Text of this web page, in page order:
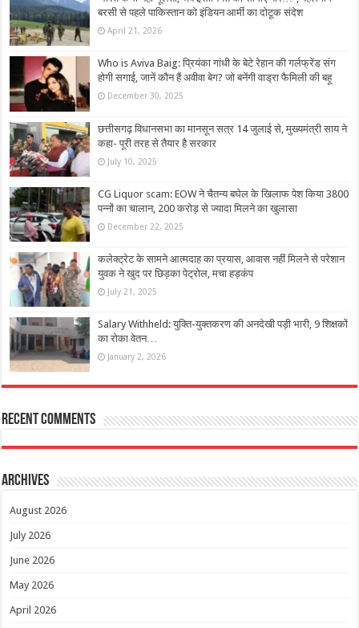
बरसी से पहले पाकिस्तान को इंडियन आर्मी का दोटूक संदेश
April 21, 2026
Who is Aviva Baig: प्रियंका गांधी के बेटे रेहान की गर्लफ्रेंड संग
होगी सगाई, जानें कौन हैं अवीवा बेग? जो बनेंगी वाड्रा फैमिली की बहू
December 30, 2025
छत्तीसगढ़ विधानसभा का मानसून सत्र 14 जुलाई से, मुख्यमंत्री साय ने
कहा- पूरी तरह से तैयार है सरकार
July 10, 2025
CG Liquor scam: EOW ने चैतन्य बघेल के खिलाफ पेश किया 3800
पन्नों का चालान, 200 करोड़ से ज्यादा मिलने का खुलासा
December 22, 2025
कलेक्ट्रेट के सामने आत्मदाह का प्रयास, आवास नहीं मिलने से परेशान
युवक ने खुद पर छिड़का पेट्रोल, मचा हड़कंप
July 21, 2025
Salary Withheld: युक्ति-युक्तकरण की अनदेखी पड़ी भारी, 9 शिक्षकों
का रोका वेतन…
January 2, 2026
Recent Comments
Archives
August 2026
July 2026
June 2026
May 2026
April 2026